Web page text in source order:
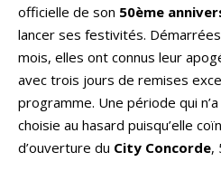
officielle de son 50ème
lancer ses festivités.
mois, elles ont connus leur
avec trois jours de remises
programme. Une période qui
choisie au hasard puisqu’elle
d’ouverture du City Concorde,